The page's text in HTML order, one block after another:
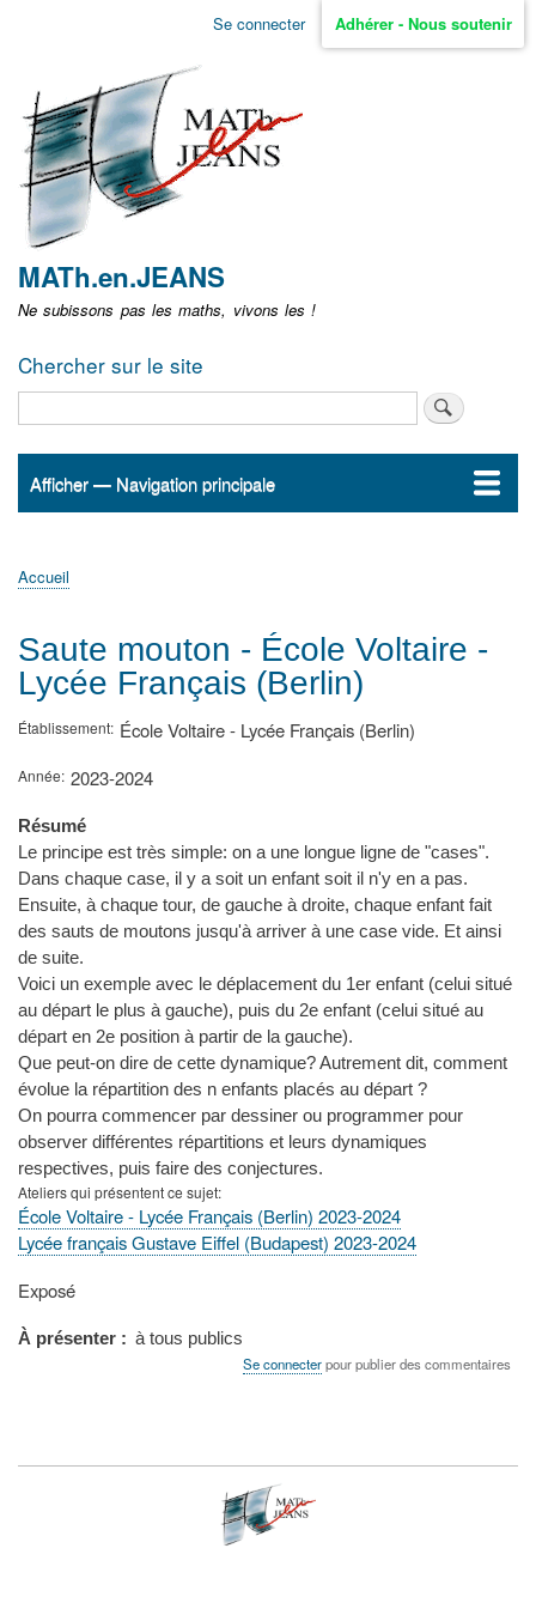
Aller
non
identifié
Se connecter Adhérer - Nous soutenir
MATh.en.JEANS
Ne subissons pas les maths, vivons les !
Chercher sur le site
Navigation
Afficher — Navigation principale
Accueil
ActualitésMATh.en.JEANS ?
Régions et Ateliers
Créer, gérer un atelier
Sujets/Publications
Congrès
d'Ariane
Accueil
Saute mouton - École Voltaire -
Lycée Français (Berlin)
Établissement École Voltaire - Lycée Français (Berlin)
Année 2023-2024
Résumé
Le principe est très simple: on a une longue ligne de "cases".
Dans chaque case, il y a soit un enfant soit il n'y en a pas.
Ensuite, à chaque tour, de gauche à droite, chaque enfant fait
des sauts de moutons jusqu'à arriver à une case vide. Et ainsi
de suite.
Voici un exemple avec le déplacement du 1er enfant (celui situé
au départ le plus à gauche), puis du 2e enfant (celui situé au
départ en 2e position à partir de la gauche).
Que peut-on dire de cette dynamique? Autrement dit, comment
évolue la répartition des n enfants placés au départ ?
On pourra commencer par dessiner ou programmer pour
observer différentes répartitions et leurs dynamiques
respectives, puis faire des conjectures.
Ateliers qui présentent ce sujet
École Voltaire - Lycée Français (Berlin) 2023-2024
Lycée français Gustave Eiffel (Budapest) 2023-2024
Type
présentation
Exposé
À présenter à tous publics
Se connecterpour publier des commentaires